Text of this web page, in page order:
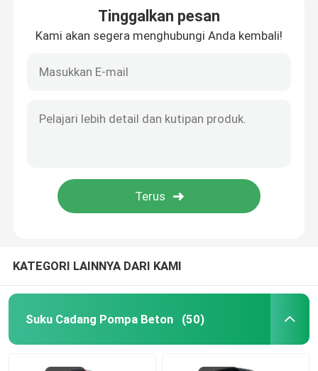
Tinggalkan pesan
Kami akan segera menghubungi Anda kembali!
KATEGORI LAINNYA DARI KAMI
Suku Cadang Pompa Beton (50)